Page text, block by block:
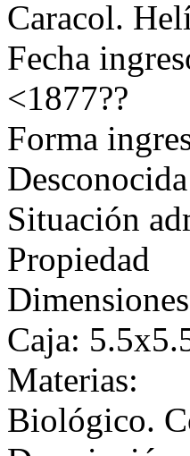
Caracol.
Fecha
<1877??
Forma
Desconocida
Situación
Propiedad
Caja:
Materias:
Biológico.